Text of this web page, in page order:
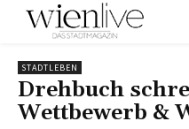
STADTLEBEN
Drehbuch
Wettbewerb &